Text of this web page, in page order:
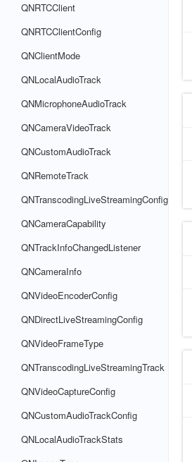
QNRTCClient
QNRTCClientConfig
QNClientMode
QNLocalAudioTrack
QNMicrophoneAudioTrack
QNCameraVideoTrack
QNCustomAudioTrack
QNRemoteTrack
QNTranscodingLiveStreamingConfig
QNCameraCapability
QNTrackInfoChangedListener
QNCameraInfo
QNVideoEncoderConfig
QNDirectLiveStreamingConfig
QNVideoFrameType
QNTranscodingLiveStreamingTrack
QNVideoCaptureConfig
QNCustomAudioTrackConfig
QNLocalAudioTrackStats